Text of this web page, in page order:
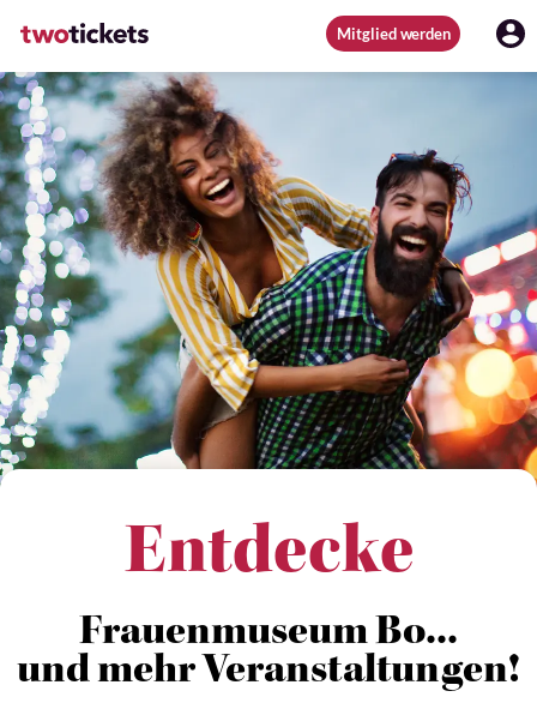
Mitglied werden
Entdecke
Frauenmuseum Bo...
und mehr Veranstaltungen!